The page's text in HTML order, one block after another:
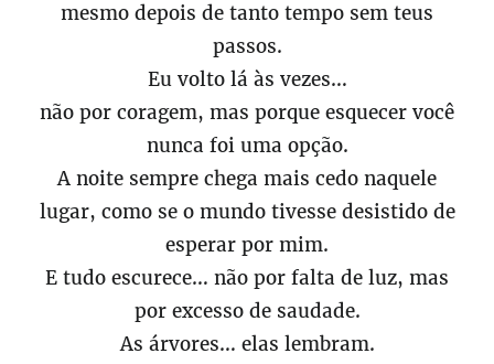
mesmo depois de tanto tempo sem teus
passos.
Eu volto lá às vezes…
não por coragem, mas porque esquecer você
nunca foi uma opção.
A noite sempre chega mais cedo naquele
lugar, como se o mundo tivesse desistido de
esperar por mim.
E tudo escurece… não por falta de luz, mas
por excesso de saudade.
As árvores… elas lembram.